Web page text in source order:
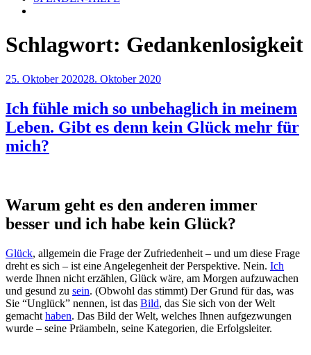
Schlagwort: Gedankenlosigkeit
Veröffentlicht
25. Oktober 202028. Oktober 2020
Ich fühle mich so unbehaglich in meinem
Leben. Gibt es denn kein Glück mehr für
mich?
Warum geht es den anderen immer
besser und ich habe kein Glück?
Glück, allgemein die Frage der Zufriedenheit – und um diese Frage
dreht es sich – ist eine Angelegenheit der Perspektive. Nein. Ich
werde Ihnen nicht erzählen, Glück wäre, am Morgen aufzuwachen
und gesund zu sein. (Obwohl das stimmt) Der Grund für das, was
Sie “Unglück” nennen, ist das Bild, das Sie sich von der Welt
gemacht haben. Das Bild der Welt, welches Ihnen aufgezwungen
wurde – seine Präambeln, seine Kategorien, die Erfolgsleiter.